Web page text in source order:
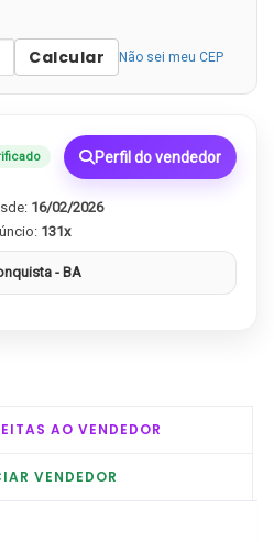
Calcular Não sei meu CEP
Perfil do vendedor
16/02/2026
131x
- BA
AO VENDEDOR
VENDEDOR